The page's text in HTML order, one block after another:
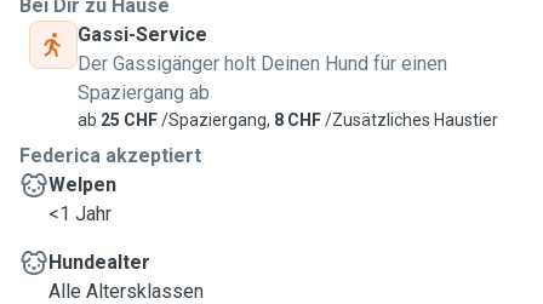
Bei Dir zu Hause
Gassi-Service
Der Gassigänger holt Deinen Hund für einen
Spaziergang ab
ab 25 CHF/Spaziergang, 8 CHF/Zusätzliches Haustier
Federica akzeptiert
Welpen
<1 Jahr
Hundealter
Alle Altersklassen